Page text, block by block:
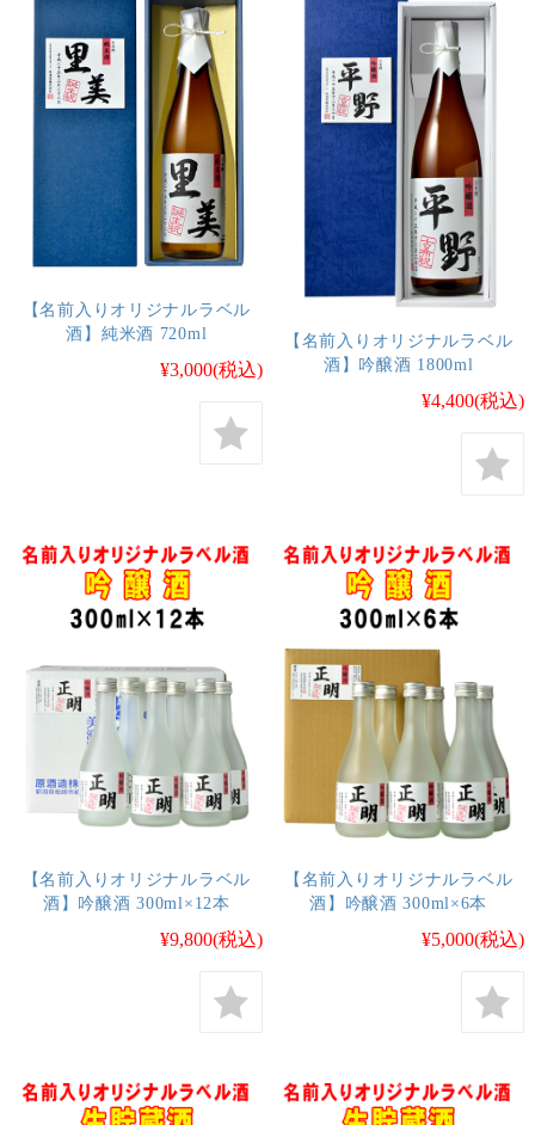
【名前入りオリジナルラベル
酒】純米酒 720ml
¥3,000(税込)
【名前入りオリジナルラベル
酒】吟醸酒 1800ml
¥4,400(税込)
【名前入りオリジナルラベル
酒】吟醸酒 300ml×12本
¥9,800(税込)
【名前入りオリジナルラベル
酒】吟醸酒 300ml×6本
¥5,000(税込)